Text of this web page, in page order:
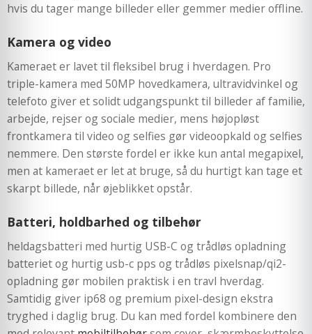
hvis du tager mange billeder eller gemmer medier offline.
Kamera og video
Kameraet er lavet til fleksibel brug i hverdagen. Pro
triple-kamera med 50MP hovedkamera, ultravidvinkel og
telefoto giver et solidt udgangspunkt til billeder af familie,
arbejde, rejser og sociale medier, mens højopløst
frontkamera til video og selfies gør videoopkald og selfies
nemmere. Den største fordel er ikke kun antal megapixel,
men at kameraet er let at bruge, så du hurtigt kan tage et
skarpt billede, når øjeblikket opstår.
Batteri, holdbarhed og tilbehør
heldagsbatteri med hurtig USB-C og trådløs opladning
batteriet og hurtig usb-c pps og trådløs pixelsnap/qi2-
opladning gør mobilen praktisk i en travl hverdag.
Samtidig giver ip68 og premium pixel-design ekstra
tryghed i daglig brug. Du kan med fordel kombinere den